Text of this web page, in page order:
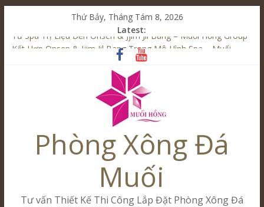
Thứ Bảy, Tháng Tám 8, 2026
Latest:
Từ Spa Trị Liệu Đến Onsen & Jjim Jil Bang – Muối Hồng Group
Kết Hợp Onsen & Jjim Jil Bang Trong Mô Hình Spa – Muối
Cham Riverside Onsen & Jjim Jil Bang Đà Nẵng Muối Hồng
Spa Jjim Jil Bang Kết Hợp Onsen – Kinh Doanh Chuẩn Sao –
Tăng Doanh Số Kinh Doanh Lắp Đặt Onsen & Jjim Jil Bang –
Muối Hồng Group
Phòng Xông Đá
Muối
Tư vấn Thiết Kế Thi Công Lắp Đặt Phòng Xông Đá